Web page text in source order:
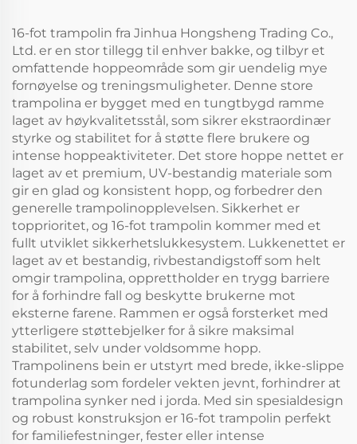
16-fot trampolin fra Jinhua Hongsheng Trading Co.,
Ltd. er en stor tillegg til enhver bakke, og tilbyr et
omfattende hoppeområde som gir uendelig mye
fornøyelse og treningsmuligheter. Denne store
trampolina er bygget med en tungtbygd ramme
laget av høykvalitetsstål, som sikrer ekstraordinær
styrke og stabilitet for å støtte flere brukere og
intense hoppeaktiviteter. Det store hoppe nettet er
laget av et premium, UV-bestandig materiale som
gir en glad og konsistent hopp, og forbedrer den
generelle trampolinopplevelsen. Sikkerhet er
topprioritet, og 16-fot trampolin kommer med et
fullt utviklet sikkerhetslukkesystem. Lukkenettet er
laget av et bestandig, rivbestandigstoff som helt
omgir trampolina, opprettholder en trygg barriere
for å forhindre fall og beskytte brukerne mot
eksterne farene. Rammen er også forsterket med
ytterligere støttebjelker for å sikre maksimal
stabilitet, selv under voldsomme hopp.
Trampolinens bein er utstyrt med brede, ikke-slippe
fotunderlag som fordeler vekten jevnt, forhindrer at
trampolina synker ned i jorda. Med sin spesialdesign
og robust konstruksjon er 16-fot trampolin perfekt
for familiefestninger, fester eller intense